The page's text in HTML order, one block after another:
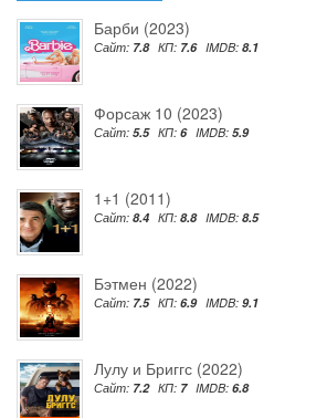
Барби (2023)
Сайт: 7.8 КП: 7.6 IMDB: 8.1
Форсаж 10 (2023)
Сайт: 5.5 КП: 6 IMDB: 5.9
1+1 (2011)
Сайт: 8.4 КП: 8.8 IMDB: 8.5
Бэтмен (2022)
Сайт: 7.5 КП: 6.9 IMDB: 9.1
Лулу и Бриггс (2022)
Сайт: 7.2 КП: 7 IMDB: 6.8